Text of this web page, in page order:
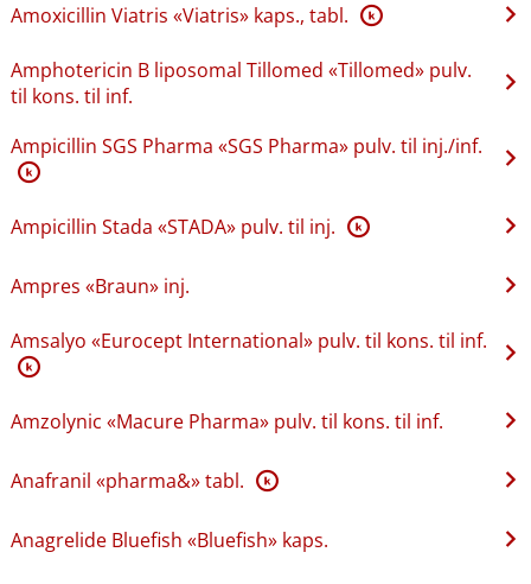
Amoxicillin Viatris «Viatris» kaps., tabl. K
Amphotericin B liposomal Tillomed «Tillomed» pulv.
til kons. til inf.
Ampicillin SGS Pharma «SGS Pharma» pulv. til inj.​/​inf.
K
Ampicillin Stada «STADA» pulv. til inj. K
Ampres «Braun» inj.
Amsalyo «Eurocept International» pulv. til kons. til inf.
K
Amzolynic «Macure Pharma» pulv. til kons. til inf.
Anafranil «pharma&» tabl. K
Anagrelide Bluefish «Bluefish» kaps.